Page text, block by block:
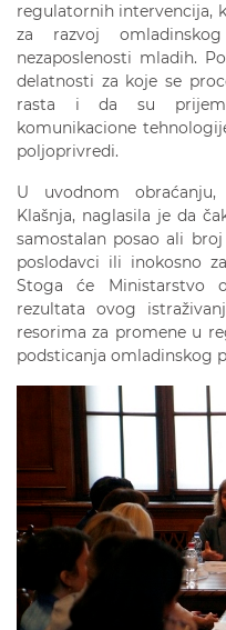
regulatornih intervencija,
za razvoj
nezaposlenosti mladih.
delatnosti za koje se
rasta i da su
komunikacione
poljoprivredi.
U uvodnom obraćanju,
Klašnja, naglasila je da
samostalan posao ali
poslodavci ili inokosno
Stoga će Ministarstvo
rezultata ovog
resorima za promene u
podsticanja omladinskog